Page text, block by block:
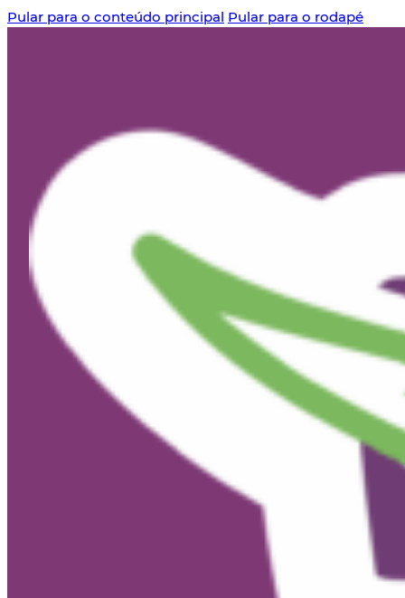
Pular para o conteúdo principal Pular para o rodapé